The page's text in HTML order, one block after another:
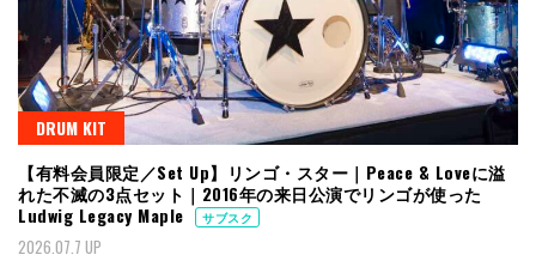
DRUM KIT
【有料会員限定／Set Up】リンゴ・スター｜Peace & Loveに溢
れた不滅の3点セット｜2016年の来日公演でリンゴが使った
Ludwig Legacy Maple
サブスク
2026.07.7 UP